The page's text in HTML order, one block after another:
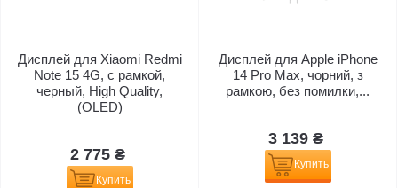
Дисплей для Xiaomi Redmi
Note 15 4G, с рамкой,
черный, High Quality,
(OLED)
2 775 ₴
Купить
Дисплей для Apple iPhone
14 Pro Max, чорний, з
рамкою, без помилки,...
3 139 ₴
Купить